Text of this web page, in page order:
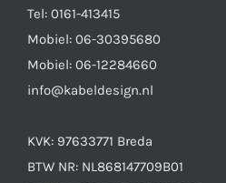
Tel: 0161-413415
Mobiel: 06-30395680
Mobiel: 06-12284660
info@kabeldesign.nl
KVK: 97633771 Breda
BTW NR: NL868147709B01